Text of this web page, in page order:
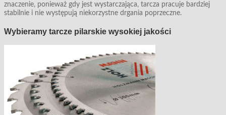
znaczenie, ponieważ gdy jest wystarczająca, tarcza pracuje bardziej
stabilnie i nie występują niekorzystne drgania poprzeczne.
Wybieramy tarcze pilarskie wysokiej jakości